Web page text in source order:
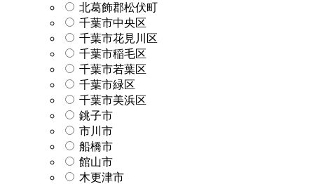
北葛飾郡松伏町
千葉市中央区
千葉市花見川区
千葉市稲毛区
千葉市若葉区
千葉市緑区
千葉市美浜区
銚子市
市川市
船橋市
館山市
木更津市